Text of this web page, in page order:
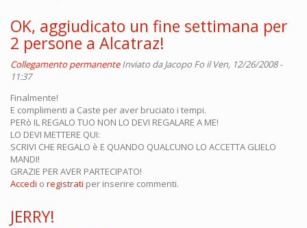
OK, aggiudicato un fine settimana per
2 persone a Alcatraz!
Collegamento permanente Inviato daJacopo Fo il Ven, 12/26/2008 -
11:37
Finalmente!
E complimenti a Caste per aver bruciato i tempi.
PERò IL REGALO TUO NON LO DEVI REGALARE A ME!
LO DEVI METTERE QUI:
SCRIVI CHE REGALO è E QUANDO QUALCUNO LO ACCETTA GLIELO
MANDI!
GRAZIE PER AVER PARTECIPATO!
Accedi o registrati per inserire commenti.
JERRY!